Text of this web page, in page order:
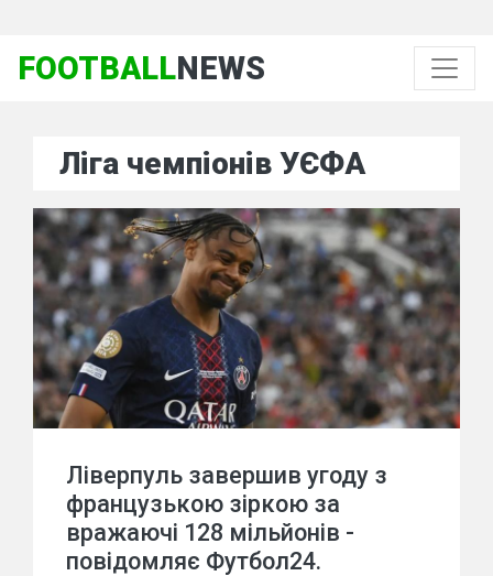
FOOTBALLNEWS
Ліга чемпіонів УЄФА
Ліверпуль завершив угоду з
французькою зіркою за
вражаючі 128 мільйонів -
повідомляє Футбол24.